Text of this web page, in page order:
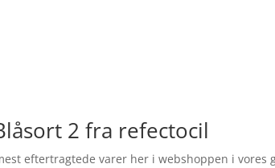
2 fra refectocil
eftertragtede varer her i webshoppen i